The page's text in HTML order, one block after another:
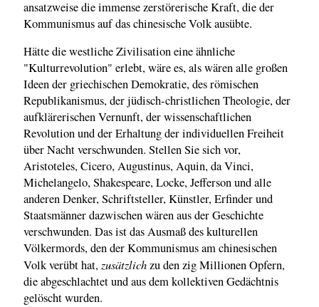
ansatzweise die immense zerstörerische Kraft, die der
Kommunismus auf das chinesische Volk ausübte.
Hätte die westliche Zivilisation eine ähnliche
"Kulturrevolution" erlebt, wäre es, als wären alle großen
Ideen der griechischen Demokratie, des römischen
Republikanismus, der jüdisch-christlichen Theologie, der
aufklärerischen Vernunft, der wissenschaftlichen
Revolution und der Erhaltung der individuellen Freiheit
über Nacht verschwunden. Stellen Sie sich vor,
Aristoteles, Cicero, Augustinus, Aquin, da Vinci,
Michelangelo, Shakespeare, Locke, Jefferson und alle
anderen Denker, Schriftsteller, Künstler, Erfinder und
Staatsmänner dazwischen wären aus der Geschichte
verschwunden. Das ist das Ausmaß des kulturellen
Völkermords, den der Kommunismus am chinesischen
Volk verübt hat, zusätzlichzu den zig Millionen Opfern,
die abgeschlachtet und aus dem kollektiven Gedächtnis
gelöscht wurden.